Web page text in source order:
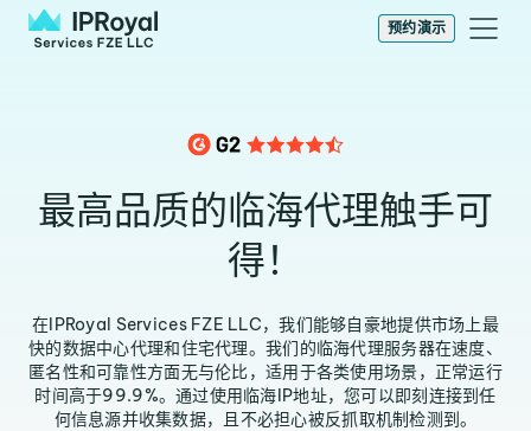
预约演示
最高品质的临海代理触手可
得！
在IPRoyal Services FZE LLC，我们能够自豪地提供市场上最
快的数据中心代理和住宅代理。我们的临海代理服务器在速度、
匿名性和可靠性方面无与伦比，适用于各类使用场景，正常运行
时间高于99.9%。通过使用临海IP地址，您可以即刻连接到任
何信息源并收集数据，且不必担心被反抓取机制检测到。